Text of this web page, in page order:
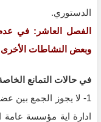
الدستوري.
الفصل العاشر: في
وبعض النشاطات الأخرى
في حالات التمانع
1- لا يجوز الجمع بين
ادارة اية مؤسسة